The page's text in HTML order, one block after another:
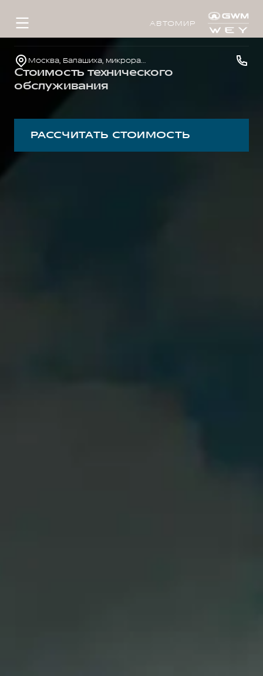
АВТОМИР
Москва, Балашиха, микрорайон 1 Мая, д.14
Стоимость технического
обслуживания
РАССЧИТАТЬ СТОИМОСТЬ